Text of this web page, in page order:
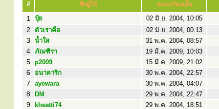
# ชื่อผู้ใช้ ลงทะเบียนเมื่อ
1 ปุ๋ย 02 มิ.ย. 2004, 10:05
2 ตัวเราคือ 02 มิ.ย. 2004, 00:13
3 น้ำใส 31 พ.ค. 2004, 08:57
4 ภัณฑิรา 19 มี.ค. 2009, 10:03
5 p2009 15 มี.ค. 2009, 21:02
6 อนาคาริก 30 พ.ค. 2004, 22:57
7 ayewara 30 พ.ค. 2004, 04:07
8 DM 29 พ.ค. 2004, 22:47
9 kheatti74 29 พ.ค. 2004, 18:51